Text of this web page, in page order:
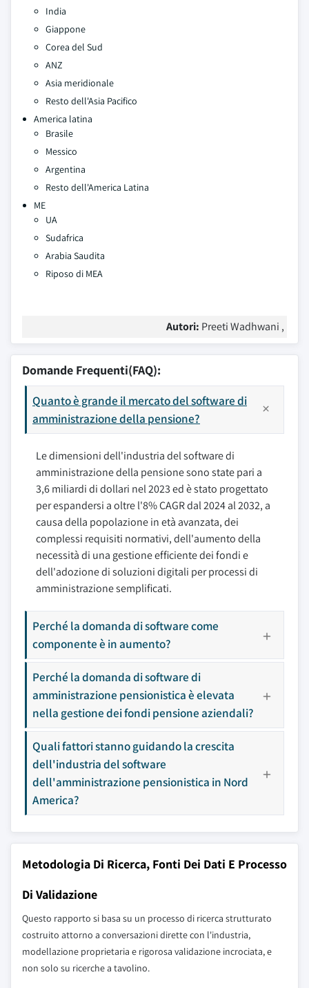
India
Giappone
Corea del Sud
ANZ
Asia meridionale
Resto dell'Asia Pacifico
America latina
Brasile
Messico
Argentina
Resto dell'America Latina
ME
UA
Sudafrica
Arabia Saudita
Riposo di MEA
Autori: Preeti Wadhwani ,
Domande Frequenti(FAQ):
Quanto è grande il mercato del software di
amministrazione della pensione?
Le dimensioni dell'industria del software di
amministrazione della pensione sono state pari a
3,6 miliardi di dollari nel 2023 ed è stato progettato
per espandersi a oltre l'8% CAGR dal 2024 al 2032, a
causa della popolazione in età avanzata, dei
complessi requisiti normativi, dell'aumento della
necessità di una gestione efficiente dei fondi e
dell'adozione di soluzioni digitali per processi di
amministrazione semplificati.
Perché la domanda di software come
componente è in aumento?
Perché la domanda di software di
amministrazione pensionistica è elevata
nella gestione dei fondi pensione aziendali?
Quali fattori stanno guidando la crescita
dell'industria del software
dell'amministrazione pensionistica in Nord
America?
Metodologia Di Ricerca, Fonti Dei Dati E Processo
Di Validazione
Questo rapporto si basa su un processo di ricerca strutturato
costruito attorno a conversazioni dirette con l'industria,
modellazione proprietaria e rigorosa validazione incrociata, e
non solo su ricerche a tavolino.